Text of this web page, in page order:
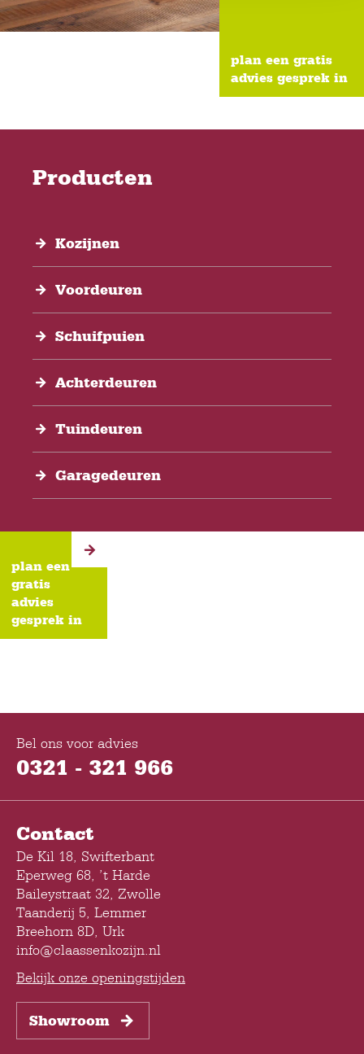
plan een gratis
advies gesprek in
Producten
Kozijnen
Voordeuren
Schuifpuien
Achterdeuren
Tuindeuren
Garagedeuren
plan een
gratis
advies
gesprek in
Bel ons voor advies
0321 - 321 966
Contact
De Kil 18, Swifterbant
Eperweg 68, ’t Harde
Baileystraat 32, Zwolle
Taanderij 5, Lemmer
Breehorn 8D, Urk
info@claassenkozijn.nl
Bekijk onze openingstijden
Showroom